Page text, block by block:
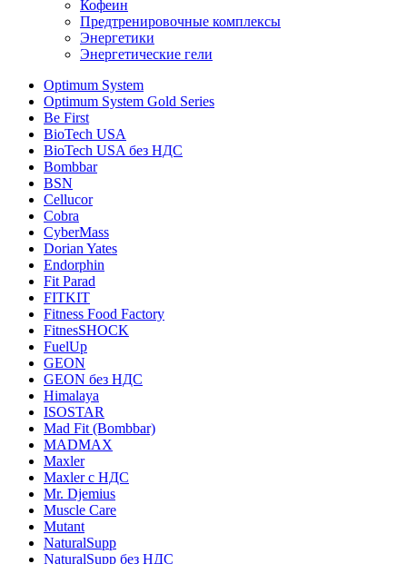
Кофеин
Предтренировочные комплексы
Энергетики
Энергетические гели
Optimum System
Optimum System Gold Series
Be First
BioTech USA
BioTech USA без НДС
Bombbar
BSN
Cellucor
Cobra
CyberMass
Dorian Yates
Endorphin
Fit Parad
FITKIT
Fitness Food Factory
FitnesSHOCK
FuelUp
GEON
GEON без НДС
Himalaya
ISOSTAR
Mad Fit (Bombbar)
MADMAX
Maxler
Maxler с НДС
Mr. Djemius
Muscle Care
Mutant
NaturalSupp
NaturalSupp без НДС